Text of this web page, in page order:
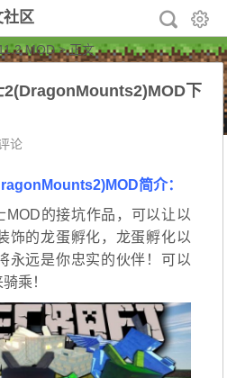
社区
MOD> 正文
2(DragonMounts2)MOD下
论
简介：
MOD的接坑作品，可以让以
饰的龙蛋孵化，龙蛋孵化以
永远是你忠实的伙伴！可以
乘！